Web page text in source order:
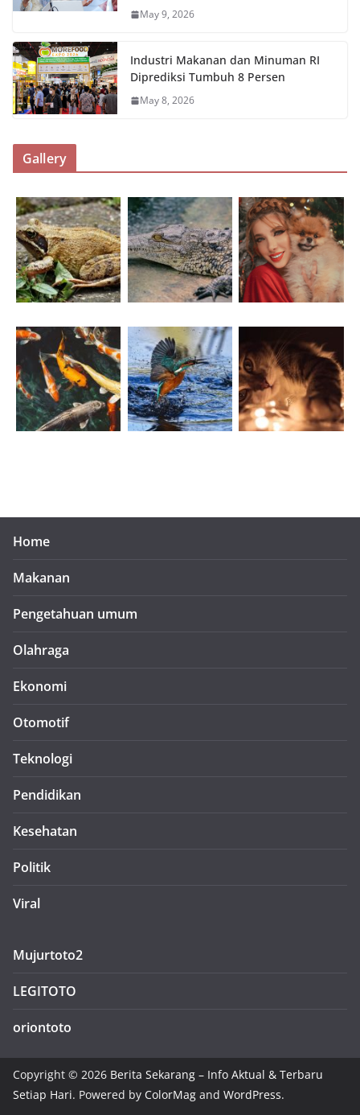
May 9, 2026
Industri Makanan dan Minuman RI
Diprediksi Tumbuh 8 Persen
May 8, 2026
Gallery
Home
Makanan
Pengetahuan umum
Olahraga
Ekonomi
Otomotif
Teknologi
Pendidikan
Kesehatan
Politik
Viral
Mujurtoto2
LEGITOTO
oriontoto
Copyright © 2026 Berita Sekarang – Info Aktual & Terbaru
Setiap Hari. Powered by ColorMag and WordPress.